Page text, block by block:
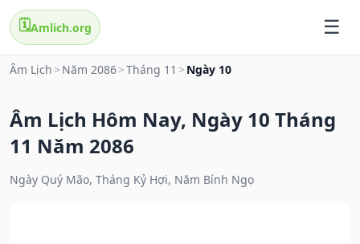
🗓️Amlich.org
Âm Lịch > Năm 2086>Tháng 11 > Ngày 10
Âm Lịch Hôm Nay, Ngày 10 Tháng
11 Năm 2086
Ngày Quý Mão, Tháng Kỷ Hợi, Năm Bính Ngọ